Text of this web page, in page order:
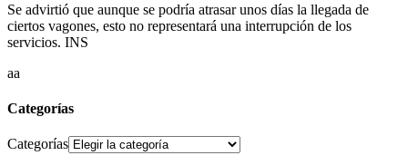
Se advirtió que aunque se podría atrasar unos días la llegada de
ciertos vagones, esto no representará una interrupción de los
servicios. INS
aa
Categorías
Categorías